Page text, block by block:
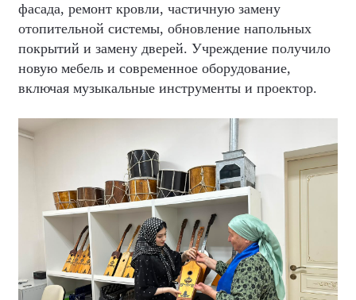
фасада, ремонт кровли, частичную замену
отопительной системы, обновление напольных
покрытий и замену дверей. Учреждение получило
новую мебель и современное оборудование,
включая музыкальные инструменты и проектор.